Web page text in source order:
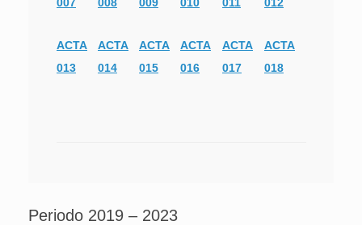
ACTA
013
ACTA
014
ACTA
015
ACTA
016
ACTA
017
ACTA
018
Periodo 2019 – 2023